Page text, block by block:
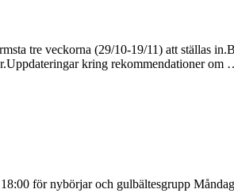
tre veckorna (29/10-19/11) att ställas
kring rekommendationer om
för nybörjar och gulbältesgrupp